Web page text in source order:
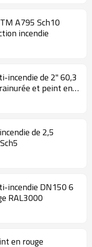
A795 Sch10
incendie
incendie de 2" 60,3
et peint en
de 2,5
incendie DN150 6
RAL3000
en rouge